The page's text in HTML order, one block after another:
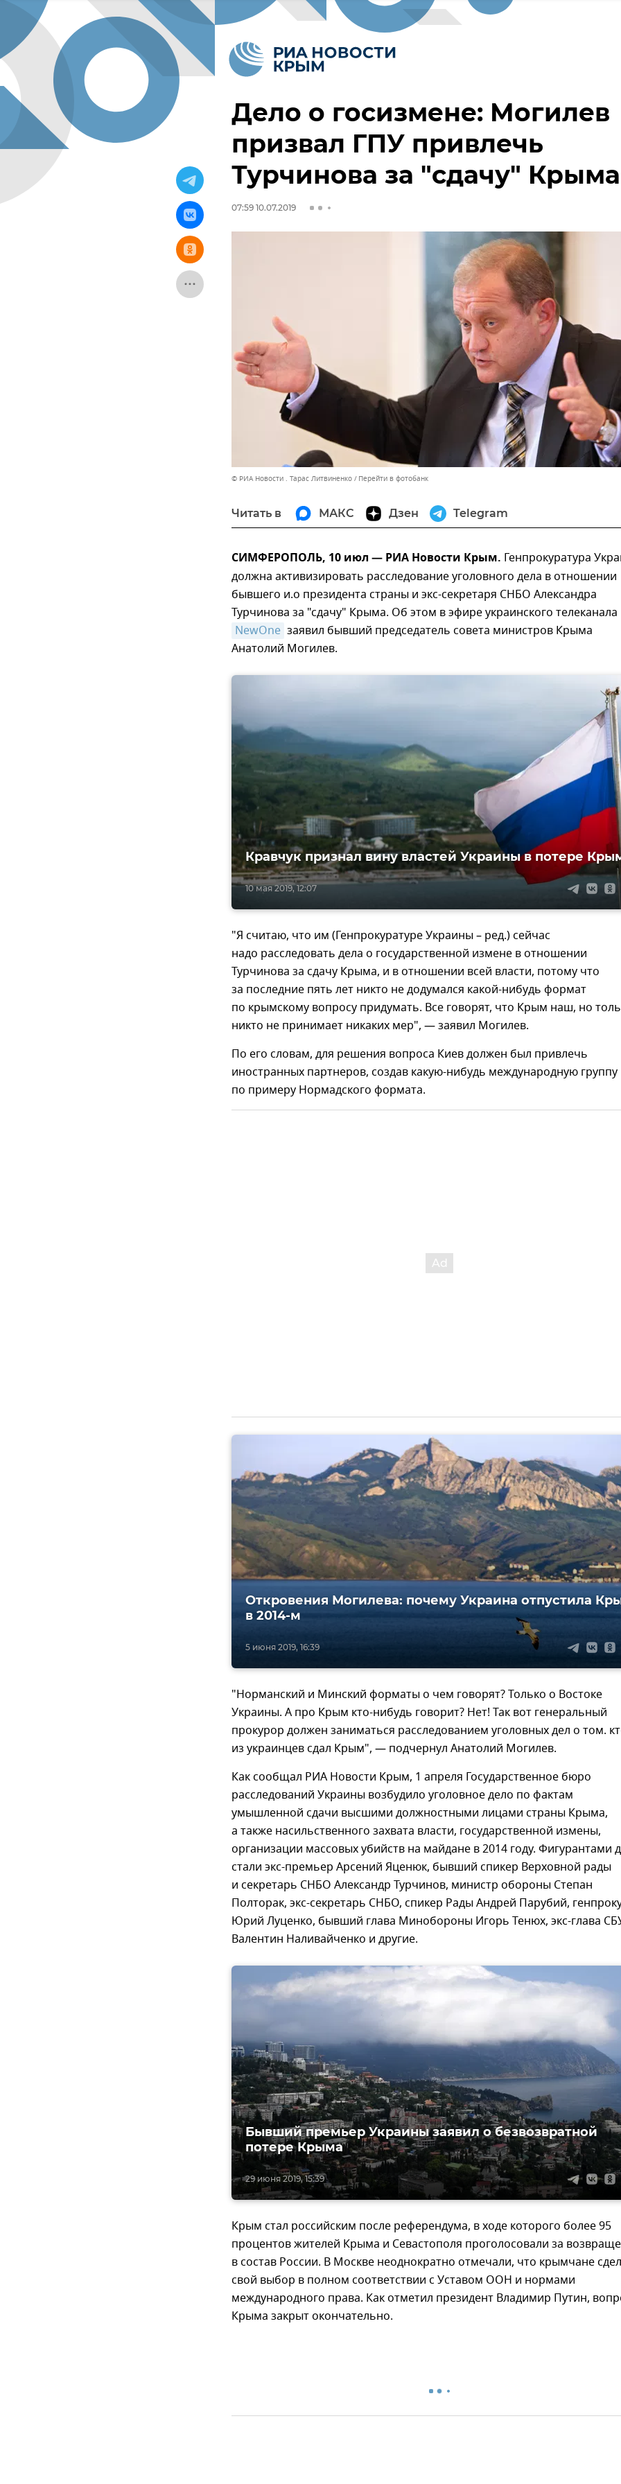
Дело о госизмене: Могилев
призвал ГПУ привлечь
Турчинова за "сдачу" Крыма
07:59 10.07.2019
© РИА Новости . Тарас Литвиненко Перейти в фотобанк
Читать в МАКС Дзен Telegram
СИМФЕРОПОЛЬ, 10 июл — РИА Новости Крым. Генпрокуратура
должна активизировать расследование уголовного дела в отношении
бывшего и.о президента страны и экс-секретаря СНБО Александра
Турчинова за "сдачу" Крыма. Об этом в эфире украинского телеканала
NewOne заявил бывший председатель совета министров Крыма
Анатолий Могилев.
10 мая 2019, 12:07
Кравчук признал вину властей Украины в потере
"Я считаю, что им (Генпрокуратуре Украины – ред.) сейчас
надо расследовать дела о государственной измене в отношении
Турчинова за сдачу Крыма, и в отношении всей власти, потому что
за последние пять лет никто не додумался какой-нибудь формат
по крымскому вопросу придумать. Все говорят, что Крым наш, но
никто не принимает никаких мер", — заявил Могилев.
По его словам, для решения вопроса Киев должен был привлечь
иностранных партнеров, создав какую-нибудь международную группу
по примеру Нормадского формата.
5 июня 2019, 16:39
Откровения Могилева: почему Украина отпустила
в 2014-м
"Норманский и Минский форматы о чем говорят? Только о Востоке
Украины. А про Крым кто-нибудь говорит? Нет! Так вот генеральный
прокурор должен заниматься расследованием уголовных дел о том.
из украинцев сдал Крым", — подчернул Анатолий Могилев.
Как сообщал РИА Новости Крым, 1 апреля Государственное бюро
расследований Украины возбудило уголовное дело по фактам
умышленной сдачи высшими должностными лицами страны Крыма,
а также насильственного захвата власти, государственной измены,
организации массовых убийств на майдане в 2014 году. Фигурантами
стали экс-премьер Арсений Яценюк, бывший спикер Верховной рады
и секретарь СНБО Александр Турчинов, министр обороны Степан
Полторак, экс-секретарь СНБО, спикер Рады Андрей Парубий,
Юрий Луценко, бывший глава Минобороны Игорь Тенюх, экс-глава
Валентин Наливайченко и другие.
29 июня 2019, 15:39
Бывший премьер Украины заявил о безвозвратной
потере Крыма
Крым стал российским после референдума, в ходе которого более 95
процентов жителей Крыма и Севастополя проголосовали за
в состав России. В Москве неоднократно отмечали, что крымчане
свой выбор в полном соответствии с Уставом ООН и нормами
международного права. Как отметил президент Владимир Путин,
Крыма закрыт окончательно.